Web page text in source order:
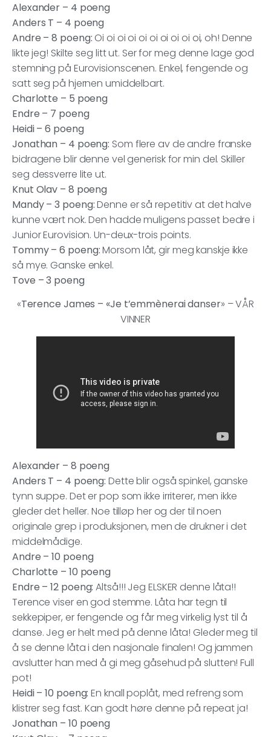
Alexander – 4 poeng
Anders T – 4 poeng
Andre – 8 poeng: Oi oi oi oi oi oi oi oi oi oi, oh! Denne
likte jeg! Skilte seg litt ut. Ser for meg denne lage god
stemning på Eurovisionscenen. Enkel, fengende og
satt seg på hjernen umiddelbart.
Charlotte – 5 poeng
Endre – 7 poeng
Heidi – 6 poeng
Jonathan – 4 poeng: Som flere av de andre franske
bidragene blir denne vel generisk for min del. Skiller
seg dessverre lite ut.
Knut Olav – 8 poeng
Mandy – 3 poeng:Denne er så repetitiv at det halve
kunne vært nok. Den hadde muligens passet bedre i
Junior Eurovision. Un-deux-trois points.
Tommy – 6 poeng:Morsom låt, gir meg kanskje ikke
så mye. Ganske enkel.
Tove –3 poeng
«Terence James – «Je t’emmènerai danser» – VÅR
VINNER
Alexander – 8 poeng
Anders T – 4 poeng: Dette blir også spinkel, ganske
tynn suppe. Det er pop som ikke irriterer, men ikke
gleder det heller. Noe tilløp her og der til noen
originale grep i produksjonen, men de drukner i det
middelmådige.
Andre – 10 poeng
Charlotte – 10 poeng
Endre – 12 poeng:Altså!!! Jeg ELSKER denne låta!!
Terence viser en god stemme. Låta har tegn til
sekkepiper, er fengende og får meg virkelig lyst til å
danse. Jeg er helt med på denne låta! Gleder meg til
å se denne låta i den nasjonale finalen! Og jammen
avslutter han med å gi meg gåsehud på slutten! Full
pot!
Heidi – 10 poeng:En knall poplåt, med refreng som
klistrer seg fast. Kan godt høre denne på repeat ja!
Jonathan – 10 poeng